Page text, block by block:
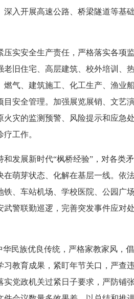
入开展高速公路、桥梁隧道等基
安全生产责任，严格落实各项
旧住宅、高层建筑、校外培训
燃气、建筑施工、化工生产、渔
安全管理。加强展览展销、文
灾的监测预警、风险提示和应
工作。
展新时代“枫桥经验”，对各类
萌芽状态、化解在基层一线。依
铁、车站机场、学校医院、公园
警联勤巡逻，完善突发事件应
族优良传统，严格家教家风，
教育成果，紧盯年节关口，严
实党政机关过紧日子要求，严防